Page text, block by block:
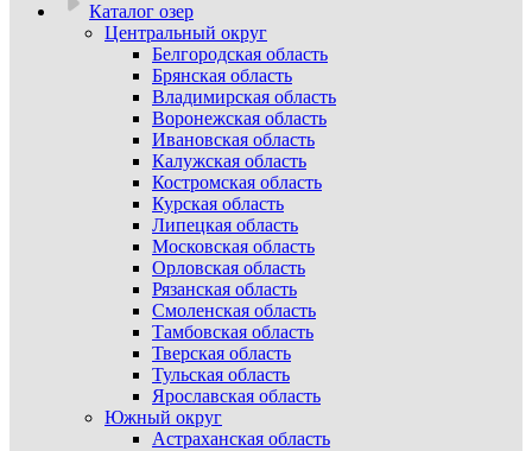
Каталог озер
Центральный округ
Белгородская область
Брянская область
Владимирская область
Воронежская область
Ивановская область
Калужская область
Костромская область
Курская область
Липецкая область
Московская область
Орловская область
Рязанская область
Смоленская область
Тамбовская область
Тверская область
Тульская область
Ярославская область
Южный округ
Астраханская область